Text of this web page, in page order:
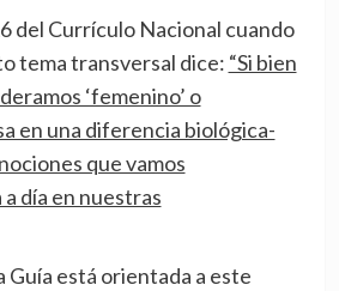
del Currículo Nacional cuando
tema transversal dice: “Si bien
‘femenino’ o
en una diferencia biológica-
que vamos
día en nuestras
Guía está orientada a este